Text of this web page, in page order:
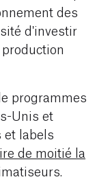
des
d'investir
programmes
Unis et
et labels
de moitié la